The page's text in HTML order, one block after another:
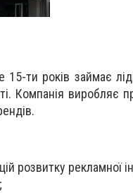
ти років займає
Компанія виробляє
розвитку рекламної